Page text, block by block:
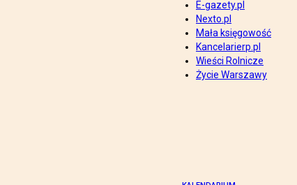
E-gazety.pl
Nexto.pl
Mała księgowość
Kancelarierp.pl
Wieści Rolnicze
Życie Warszawy